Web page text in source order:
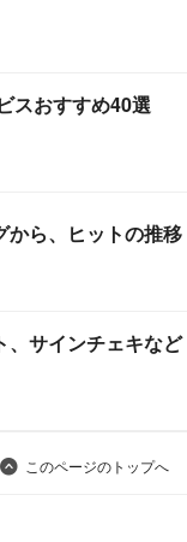
スおすすめ40選
から、ヒットの推移
、サインチェキなど
このページのトップへ